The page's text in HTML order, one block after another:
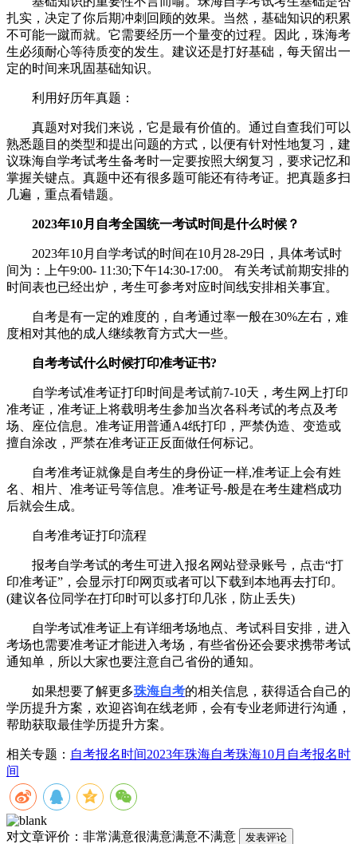
扎实，决定了你后期冲刺回顾的效果。当然，基础知识的积累
不可能一蹴而就。它需要经历一个量变的过程。因此，珠海考
生必须耐心等待质变的发生。建议还是打好基础，每天留出一
定的时间来巩固基础知识。
利用好历年真题：
真题对对我们来说，它是最有价值的。通过自查我们可以
熟悉题目的类型和提出问题的方式，以便有针对性地复习，建
议珠海自学考试考生备考时一定要按照大纲复习，要求记忆和
掌握关键点。真题中还有很多题可能还有待考证。把真题多扫
几遍，重点看错题。
2023年10月自考全国统一考试时间是什么时候？
2023年10月自学考试的时间在10月28-29日，具体考试时
间为：上午9:00- 11:30;下午14:30-17:00。 有关考试前期安排的
时间表也已经出炉，考生可参考对应时间线安排相关事宜。
自考是有一定的难度的，自考通过率一般在30%左右，难
度相对其他的成人继续教育方式大一些。
自考考试什么时候打印准考证书?
自学考试准考证打印时间是考试前7-10天，考生网上打印
准考证，准考证上将载明考生参加当次各科考试的考点及考
场、座位信息。准考证用普通A4纸打印，严禁伪造、变造或
擅自涂改，严禁在准考证正反面做任何标记。
自考准考证就像是自考生的身份证一样,准考证上会有姓
名、相片、准考证号等信息。准考证号-般是在考生建档成功
后就会生成。
自考准考证打印流程
报考自学考试的考生可进入报名网站登录账号，点击“打
印准考证”，会显示打印网页或者可以下载到本地再去打印。
(建议各位同学在打印时可以多打印几张，防止丢失)
自学考试准考证上有详细考场地点、考试科目安排，进入
考场也需要准考证才能进入考场，有些省份还会要求携带考试
通知单，所以大家也要注意自己省份的通知。
如果想要了解更多珠海自考的相关信息，获得适合自己的
学历提升方案，欢迎咨询在线老师，会有专业老师进行沟通，
帮助获取最佳学历提升方案。
相关专题： 自考报名时间2023年珠海自考珠海10月自考报名时
间
对文章评价： 非常满意很满意满意不满意